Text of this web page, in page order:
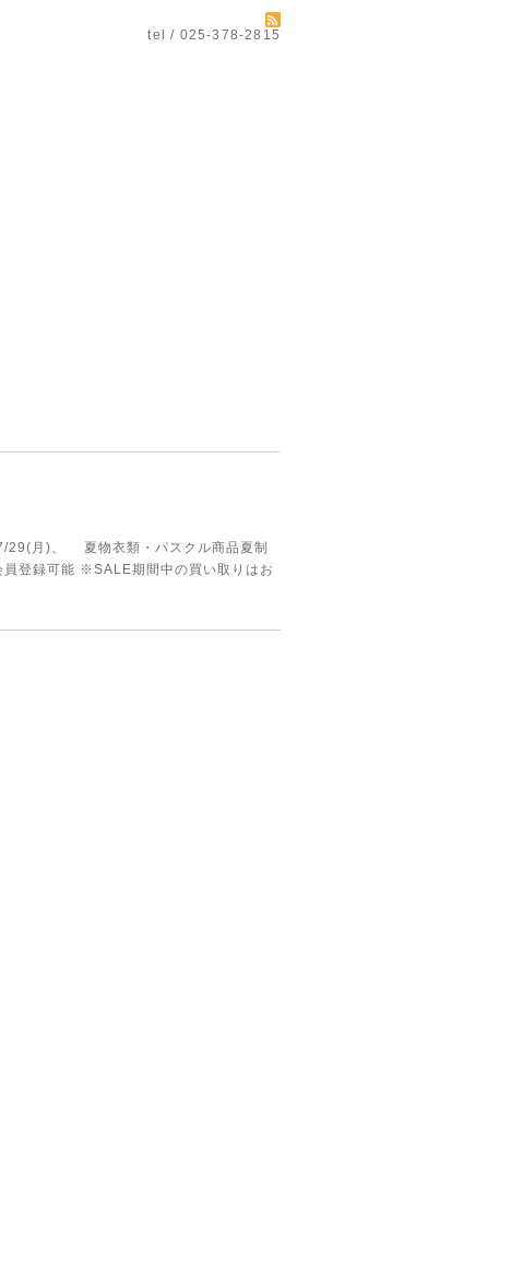
tel / 025-378-2815
29(月)、 夏物衣類・パスクル商品夏制
登録可能 ※SALE期間中の買い取りはお